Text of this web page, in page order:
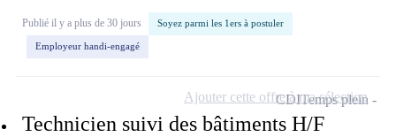
Publié il y a plus de 30 jours Soyez parmi les 1ers à postuler
Employeur handi-engagé
Technicien suivi des bâtiments H/F
CDITemps plein
Ajouter cette offre à ma sélection